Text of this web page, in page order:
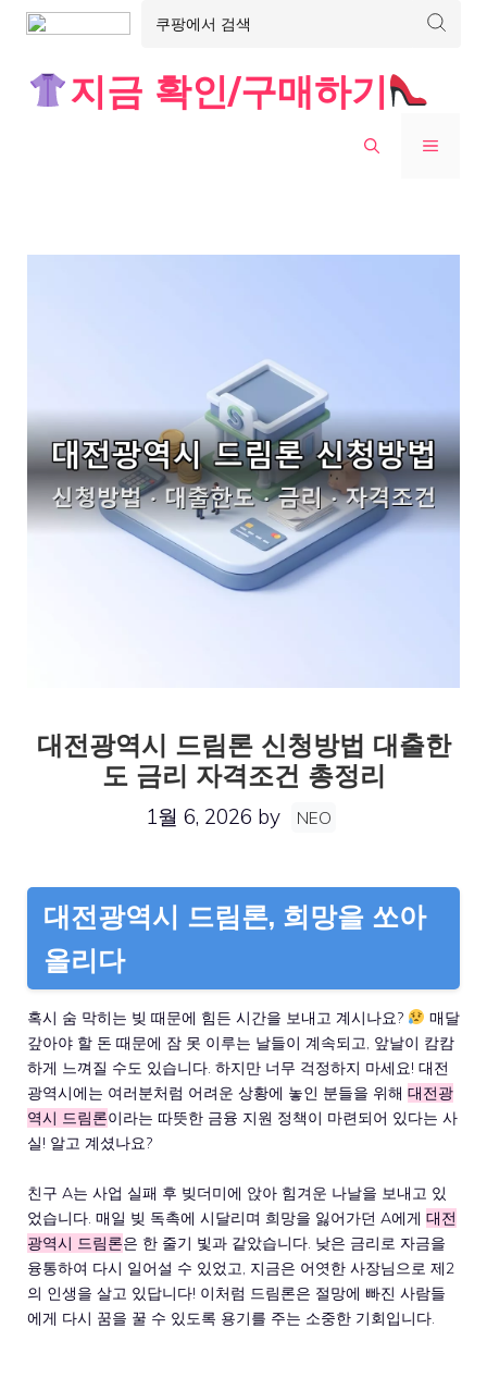
지금 확인/구매하기
MENU
대전광역시 드림론 신청방법 대출한
도 금리 자격조건 총정리
1월 6, 2026 by NEO
대전광역시 드림론, 희망을 쏘아
올리다
혹시 숨 막히는 빚 때문에 힘든 시간을 보내고 계시나요?
매달
갚아야 할 돈 때문에 잠 못 이루는 날들이 계속되고, 앞날이 캄캄
하게 느껴질 수도 있습니다. 하지만 너무 걱정하지 마세요! 대전
광역시에는 여러분처럼 어려운 상황에 놓인 분들을 위해 대전광
역시 드림론이라는 따뜻한 금융 지원 정책이 마련되어 있다는 사
실! 알고 계셨나요?
친구 A는 사업 실패 후 빚더미에 앉아 힘겨운 나날을 보내고 있
었습니다. 매일 빚 독촉에 시달리며 희망을 잃어가던 A에게 대전
광역시 드림론은 한 줄기 빛과 같았습니다. 낮은 금리로 자금을
융통하여 다시 일어설 수 있었고, 지금은 어엿한 사장님으로 제2
의 인생을 살고 있답니다! 이처럼 드림론은 절망에 빠진 사람들
에게 다시 꿈을 꿀 수 있도록 용기를 주는 소중한 기회입니다.